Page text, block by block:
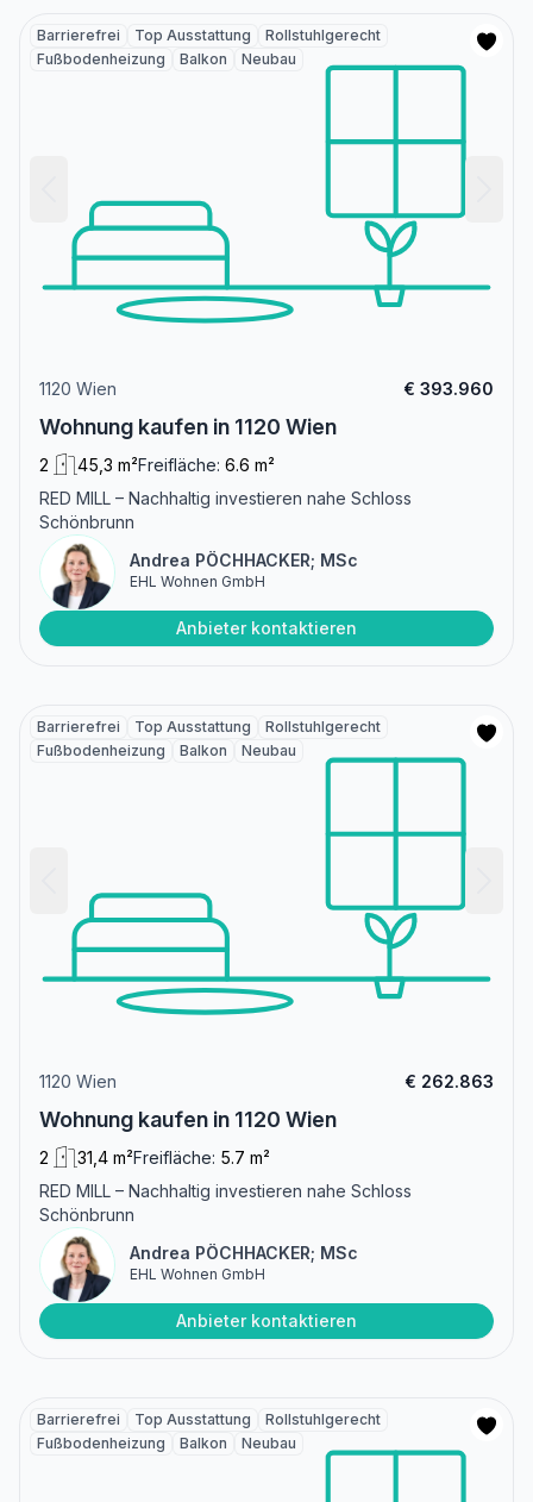
Barrierefrei Top Ausstattung
Rollstuhlgerecht
Fußbodenheizung
Balkon Neubau
1120 Wien € 393.960
Wohnung kaufen in 1120 Wien
2 45,3 m²Freifläche: 6.6 m²
RED MILL – Nachhaltig investieren nahe Schloss
Schönbrunn
Andrea PÖCHHACKER; MSc
EHL Wohnen GmbH
Anbieter kontaktieren
Barrierefrei Top Ausstattung
Rollstuhlgerecht
Fußbodenheizung
Balkon Neubau
1120 Wien € 262.863
Wohnung kaufen in 1120 Wien
2 31,4 m²Freifläche: 5.7 m²
RED MILL – Nachhaltig investieren nahe Schloss
Schönbrunn
Andrea PÖCHHACKER; MSc
EHL Wohnen GmbH
Anbieter kontaktieren
Barrierefrei Top Ausstattung
Rollstuhlgerecht
Fußbodenheizung
Balkon Neubau